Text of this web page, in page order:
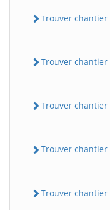
Trouver chantier
Trouver chantier
Trouver chantier
Trouver chantier
Trouver chantier